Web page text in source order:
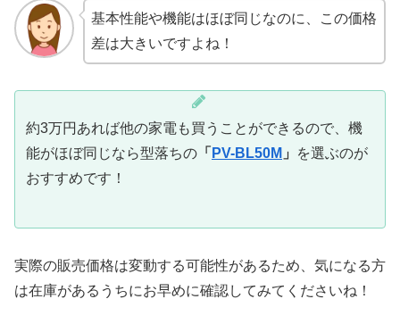
基本性能や機能はほぼ同じなのに、この価格
差は大きいですよね！
約3万円あれば他の家電も買うことができるので、機
能がほぼ同じなら型落ちの 「 PV-BL50M 」
を選ぶのが
おすすめです！
実際の販売価格は変動する可能性があるため、気になる方
は在庫があるうちにお早めに確認してみてくださいね！